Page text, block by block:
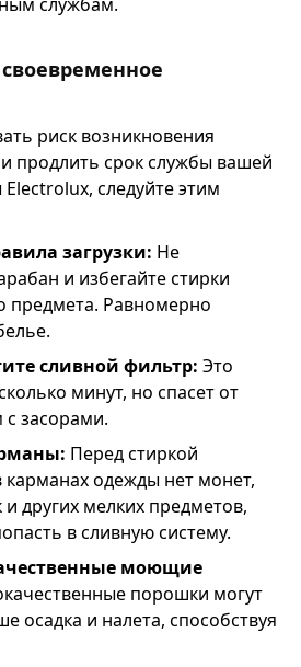
риск возникновения
продлить срок службы вашей
следуйте этим
загрузки: Не
и избегайте стирки
предмета. Равномерно
сливной фильтр: Это
минут, но спасет от
засорами.
Перед стиркой
карманах одежды нет монет,
других мелких предметов,
в сливную систему.
моющие
порошки могут
осадка и налета, способствуя